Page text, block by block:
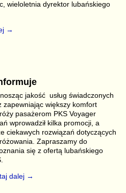
wieloletnia dyrektor lubańskiego
→
jakość usług świadczonych
zapewniając większy komfort
pasażerom PKS Voyager
wprowadził kilka promocji, a
ciekawych rozwiązań dotyczących
Zapraszamy do
się z ofertą lubańskiego
dalej →